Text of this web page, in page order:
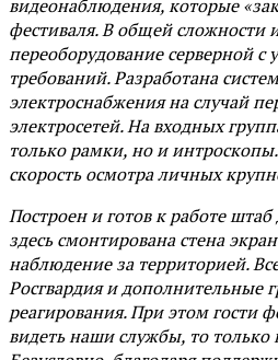
видеонаблюдения, которые
фестиваля. В общей сложности
переоборудование серверной с
требований. Разработана
электроснабжения на случай
электросетей. На входных
только рамки, но и
скорость осмотра личных
Построен и готов к работе
здесь смонтирована стена
наблюдение за территорией.
Росгвардия и дополнительные
реагирования. При этом гости
видеть наши службы, то только